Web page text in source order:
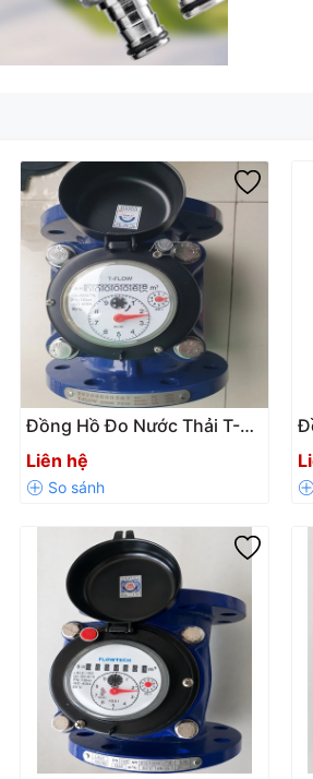
Đồng Hồ Đo Nước Thải T-
FLOW TFA Class A DN50 –
DN300
Liên hệ